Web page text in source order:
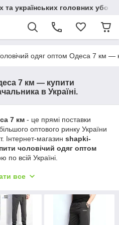
та українських головних
одяг оптом Одеса 7 км —
7 км — купити
в Україні.
7 км - це прямі поставки
оптового ринку України
Інтернет-магазин shapki-
чоловічий одяг оптом
по всій Україні.
бізнес стабільними
одяг оптом Україна, ви
продажу з високою
все